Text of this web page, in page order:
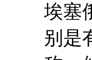
埃塞
别是